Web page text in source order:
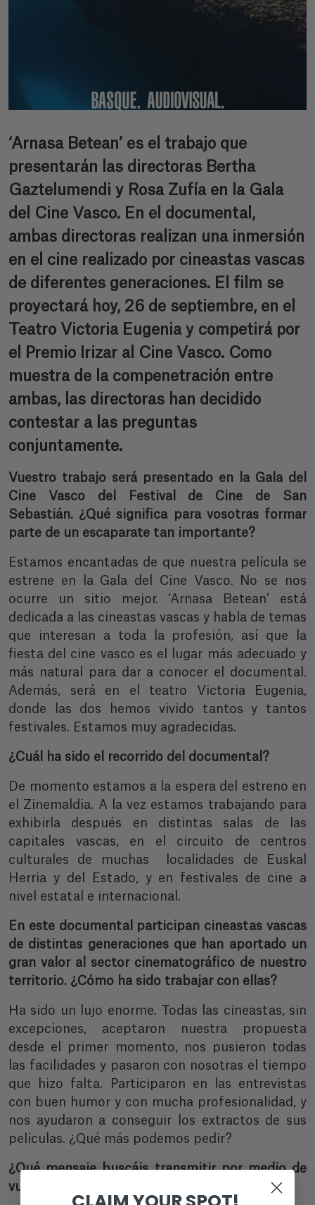
‘Arnasa Betean’ es el trabajo que
presentarán las directoras Bertha
Gaztelumendi y Rosa Zufía en la Gala
del Cine Vasco. En el documental,
ambas directoras realizan una inmersión
en el cine realizado por cineastas vascas
de diferentes generaciones. El film se
proyectará hoy, 26 de septiembre, en el
Teatro Victoria Eugenia y competirá por
el Premio Irizar al Cine Vasco. Como
muestra de la compenetración entre
ambas, las directoras han decidido
contestar a las preguntas
conjuntamente.
Vuestro trabajo será presentado en la Gala del
Cine Vasco del Festival de Cine de San
Sebastián. ¿Qué significa para vosotras formar
parte de un escaparate tan importante?
Estamos encantadas de que nuestra película se
estrene en la Gala del Cine Vasco. No se nos
ocurre un sitio mejor. ‘Arnasa Betean’ está
dedicada a las cineastas vascas y habla de temas
que interesan a toda la profesión, así que la
fiesta del cine vasco es el lugar más adecuado y
más natural para dar a conocer el documental.
Además, será en el teatro Victoria Eugenia,
donde las dos hemos vivido tantos y tantos
festivales. Estamos muy agradecidas.
¿Cuál ha sido el recorrido del documental?
De momento estamos a la espera del estreno en
el Zinemaldia. A la vez estamos trabajando para
exhibirla después en distintas salas de las
capitales vascas, en el circuito de centros
culturales de muchas
localidades de Euskal
Herria y del Estado, y en festivales de cine a
nivel estatal e internacional.
En este documental participan cineastas vascas
de distintas generaciones que han aportado un
gran valor al sector cinematográfico de nuestro
territorio. ¿Cómo ha sido trabajar con ellas?
Ha sido un lujo enorme. Todas las cineastas, sin
excepciones, aceptaron nuestra propuesta
desde el primer momento, nos pusieron todas
las facilidades y pasaron con nosotras el tiempo
que hizo falta. Participaron en las entrevistas
con buen humor y con mucha profesionalidad, y
nos ayudaron a conseguir los extractos de sus
películas. ¿Qué más podemos pedir?
¿Qué mensaje buscáis transmitir por medio de
vuestro trabajo?